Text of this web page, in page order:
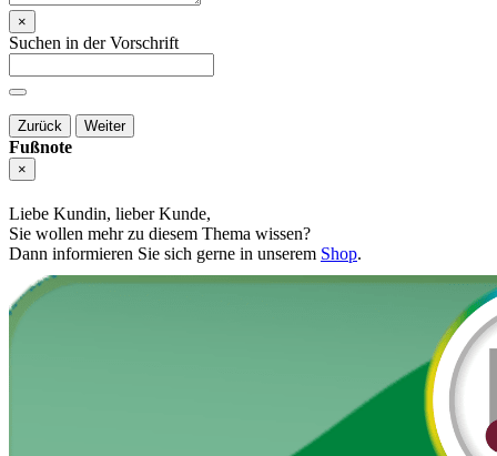
×
Suchen in der Vorschrift
Zurück Weiter
Fußnote
×
Liebe Kundin, lieber Kunde,
Sie wollen mehr zu diesem Thema wissen?
Dann informieren Sie sich gerne in unserem Shop.